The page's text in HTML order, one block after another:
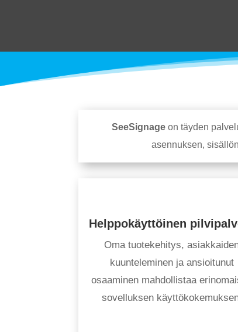
SeeSignageon täyden
asennuksen,
Helppokäyttöinen
Oma tuotekehitys,
kuunteleminen ja ansioitunut
osaaminen mahdollistaa
sovelluksen